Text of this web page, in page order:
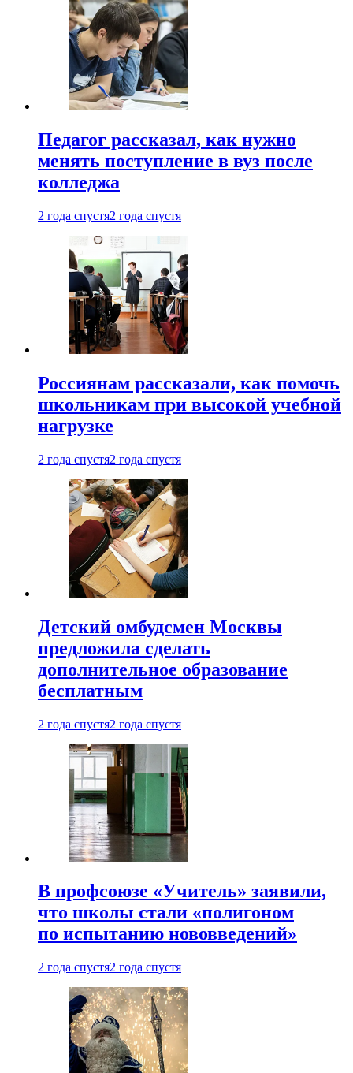
Педагог рассказал, как нужно
менять поступление в вуз после
колледжа
2 года спустя2 года спустя
Россиянам рассказали, как помочь
школьникам при высокой учебной
нагрузке
2 года спустя2 года спустя
Детский омбудсмен Москвы
предложила сделать
дополнительное образование
бесплатным
2 года спустя2 года спустя
В профсоюзе «Учитель» заявили,
что школы стали «полигоном
по испытанию нововведений»
2 года спустя2 года спустя